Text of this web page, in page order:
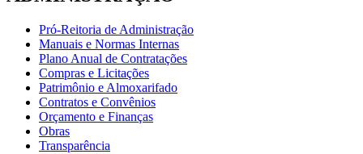
Pró-Reitoria de Administração
Manuais e Normas Internas
Plano Anual de Contratações
Compras e Licitações
Patrimônio e Almoxarifado
Contratos e Convênios
Orçamento e Finanças
Obras
Transparência